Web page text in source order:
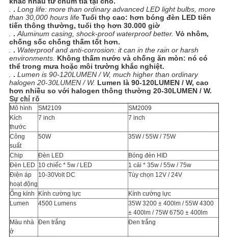
. . Long life: more than ordinary advanced LED light bulbs, more
than 30,000 hours life Tuổi thọ cao: hơn bóng đèn LED tiên
tiến thông thường, tuổi thọ hơn 30.000 giờ
. . Aluminum casing, shock-proof waterproof better. Vỏ nhôm,
chống sốc chống thấm tốt hơn.
. . Waterproof and anti-corrosion: it can in the rain or harsh
environments. Không thấm nước và chống ăn mòn: nó có
thể trong mưa hoặc môi trường khắc nghiệt.
. . Lumen is 90-120LUMEN / W, much higher than ordinary
halogen 20-30LUMEN / W. Lumen là 90-120LUMEN / W, cao
hơn nhiều so với halogen thông thường 20-30LUMEN / W.
Sự chỉ rõ
Mô hình SM2109
SM2009
Kích
thước
7 inch 7 inch
Công
suất
50W 35W / 55W / 75W
Chip Đèn LED
Bóng đèn HID
Đèn LED 10 chiếc * 5w / LED
1 cái * 35w / 55w / 75w
Điện áp
hoạt động
10-30Volt DC Tùy chọn 12V / 24V
Ống kính Kính cường lực
Kính cường lực
Lumen
4500 Lumens
35W 3200 ± 400lm / 55W 4300
± 400lm / 75W 6750 ± 400lm
Màu nhà
ở
Đen trắng Đen trắng